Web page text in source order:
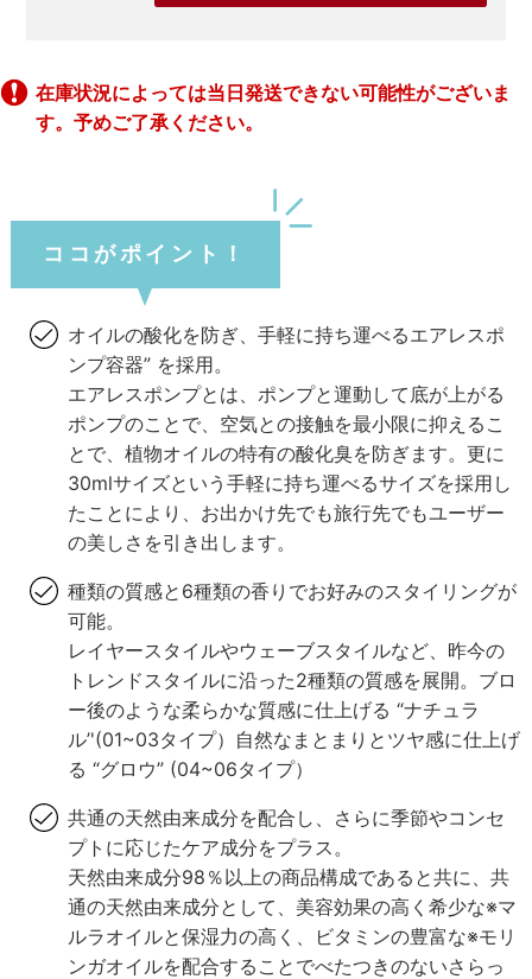
在庫状況によっては当日発送できない可能性がございま
す。予めご了承ください。
ココがポイント！
オイルの酸化を防ぎ、手軽に持ち運べるエアレスポ
ンプ容器” を採用。
エアレスポンプとは、ポンプと運動して底が上がる
ポンプのことで、空気との接触を最小限に抑えるこ
とで、植物オイルの特有の酸化臭を防ぎます。更に
30mlサイズという手軽に持ち運べるサイズを採用し
たことにより、お出かけ先でも旅行先でもユーザー
の美しさを引き出します。
種類の質感と6種類の香りでお好みのスタイリングが
可能。
レイヤースタイルやウェーブスタイルなど、昨今の
トレンドスタイルに沿った2種類の質感を展開。ブロ
ー後のような柔らかな質感に仕上げる “ナチュラ
ル’'(01~03タイプ）自然なまとまりとツヤ感に仕上げ
る “グロウ” (04~06タイプ）
共通の天然由来成分を配合し、さらに季節やコンセ
プトに応じたケア成分をプラス。
天然由来成分98％以上の商品構成であると共に、共
通の天然由来成分として、美容効果の高く希少な※マ
ルラオイルと保湿力の高く、ビタミンの豊富な※モリ
ンガオイルを配合することでべたつきのないさらっ